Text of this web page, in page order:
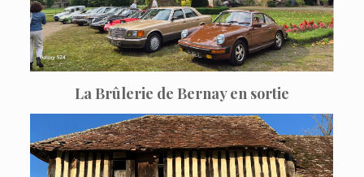
La Brûlerie de Bernay en sortie